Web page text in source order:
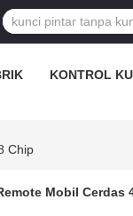
KONTROL
Chip
Mobil Cerdas